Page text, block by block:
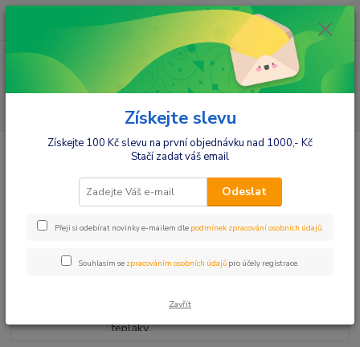
ks
za 0,00 Kč
Móda pro maminky Tepláky,mikiny,soupravy
Be MaaMaa
Těhotenské tepláky - šedý melírek, vel. XL
Be MaaMaa Těhotenské tepláky -
šedý melírek, vel. XL
Získejte slevu
Získejte 100 Kč slevu na první objednávku nad 1000,- Kč
Stačí zadat váš email
Odeslat
Přeji si odebírat novinky e-mailem dle podmínek zpracování osobních údajů.
Souhlasím se zpracováním osobních údajů pro účely registrace.
Zavřít